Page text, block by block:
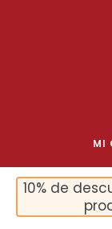
MI
10% de